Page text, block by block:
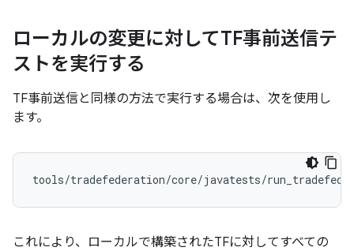
ローカルの変更に対してTF事前送信テ
ストを実行する
TF事前送信と同様の方法で実行する場合は、次を使用し
ます。
tools/tradefederation/core/javatests/
これにより、ローカルで構築されたTFに対してすべての